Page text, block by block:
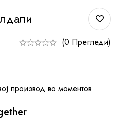
(0 Прегледи)
производ во моментов